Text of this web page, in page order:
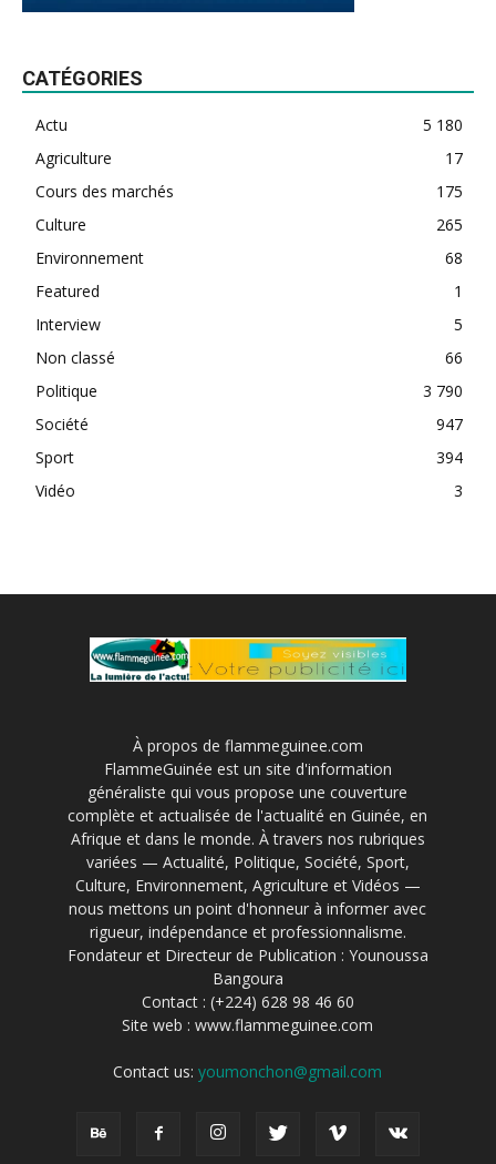
CATÉGORIES
Actu
5 180
Agriculture
17
Cours des marchés
175
Culture
265
Environnement
68
Featured
1
Interview
5
Non classé
66
Politique
3 790
Société
947
Sport
394
Vidéo
3
À propos de flammeguinee.com
FlammeGuinée est un site d'information
généraliste qui vous propose une couverture
complète et actualisée de l'actualité en Guinée, en
Afrique et dans le monde. À travers nos rubriques
variées — Actualité, Politique, Société, Sport,
Culture, Environnement, Agriculture et Vidéos —
nous mettons un point d'honneur à informer avec
rigueur, indépendance et professionnalisme.
Fondateur et Directeur de Publication : Younoussa
Bangoura
Contact : (+224) 628 98 46 60
Site web : www.flammeguinee.com
Contact us:youmonchon@gmail.com